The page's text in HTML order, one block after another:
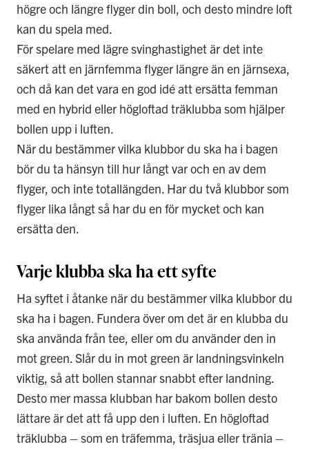
högre och längre flyger din boll, och desto mindre loft
kan du spela med.
För spelare med lägre svinghastighet är det inte
säkert att en järnfemma flyger längre än en järnsexa,
och då kan det vara en god idé att ersätta femman
med en hybrid eller högloftad träklubba som hjälper
bollen upp i luften.
När du bestämmer vilka klubbor du ska ha i bagen
bör du ta hänsyn till hur långt var och en av dem
flyger, och inte totallängden. Har du två klubbor som
flyger lika långt så har du en för mycket och kan
ersätta den.
Varje klubba ska ha ett syfte
Ha syftet i åtanke när du bestämmer vilka klubbor du
ska ha i bagen. Fundera över om det är en klubba du
ska använda från tee, eller om du använder den in
mot green. Slår du in mot green är landningsvinkeln
viktig, så att bollen stannar snabbt efter landning.
Desto mer massa klubban har bakom bollen desto
lättare är det att få upp den i luften. En högloftad
träklubba – som en träfemma, träsjua eller tränia –